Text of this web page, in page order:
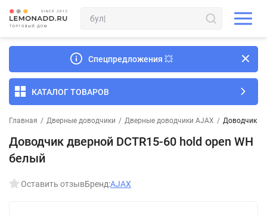
Спецпредложения 💥
КАТАЛОГ ТОВАРОВ
Главная / Дверные доводчики / Дверные доводчики AJAX / Доводчик
Доводчик дверной DCTR15-60 hold open WH
белый
Оставить отзывБренд:AJAX